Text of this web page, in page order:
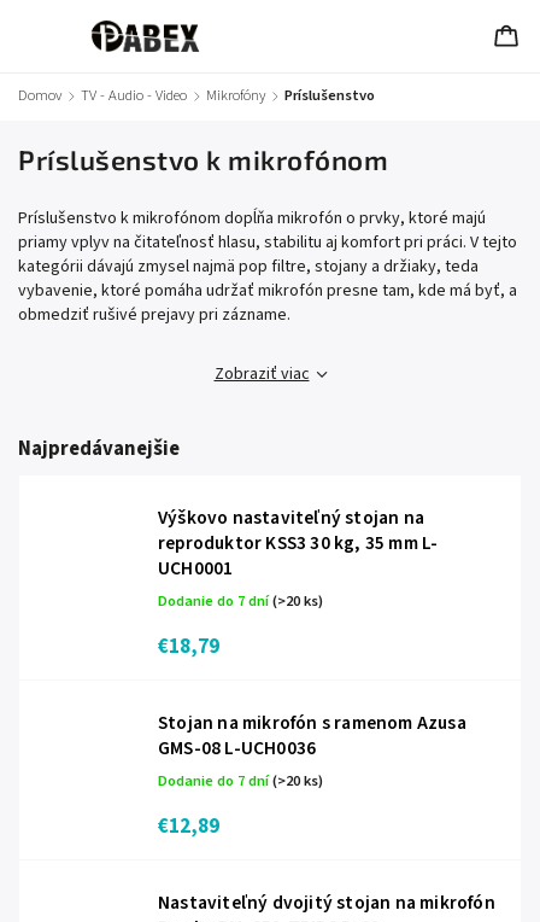
Domov / TV - Audio - Video / Mikrofóny / Príslušenstvo
Príslušenstvo k mikrofónom
Príslušenstvo k mikrofónom dopĺňa mikrofón o prvky, ktoré majú
priamy vplyv na čitateľnosť hlasu, stabilitu aj komfort pri práci. V tejto
kategórii dávajú zmysel najmä pop filtre, stojany a držiaky, teda
vybavenie, ktoré pomáha udržať mikrofón presne tam, kde má byť, a
obmedziť rušivé prejavy pri zázname.
Zobraziť viac
Najpredávanejšie
Výškovo nastaviteľný stojan na
reproduktor KSS3 30 kg, 35 mm L-
UCH0001
Dodanie do 7 dní(>20 ks)
€18,79
Stojan na mikrofón s ramenom Azusa
GMS-08 L-UCH0036
Dodanie do 7 dní(>20 ks)
€12,89
Nastaviteľný dvojitý stojan na mikrofón